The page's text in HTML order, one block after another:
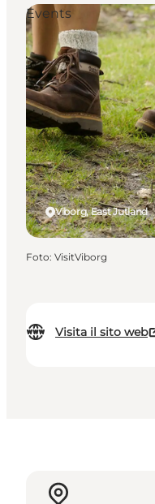
Visita il sito web
Viborg, East Jutland
Events
Foto: VisitViborg